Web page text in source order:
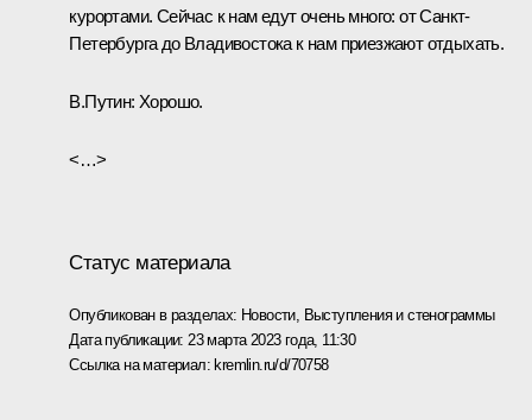
курортами. Сейчас к нам едут очень много: от Санкт-
Петербурга до Владивостока к нам приезжают отдыхать.
В.Путин: Хорошо.
<…>
Статус материала
Опубликован в разделах: Новости, Выступления и стенограммы
Дата публикации: 23 марта 2023 года, 11:30
Ссылка на материал: kremlin.ru/d/70758